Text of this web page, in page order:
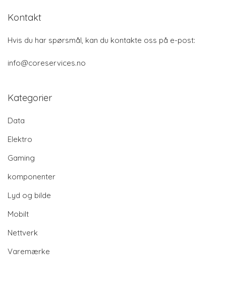
Kontakt
Hvis du har spørsmål, kan du kontakte oss på e-post:
info@coreservices.no
Kategorier
Data
Elektro
Gaming
komponenter
Lyd og bilde
Mobilt
Nettverk
Varemærke